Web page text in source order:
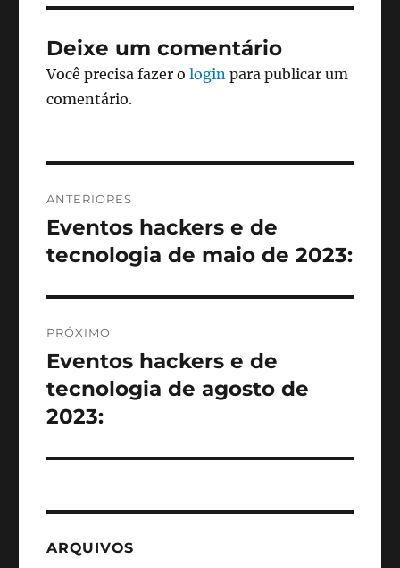
Deixe um comentário
Você precisa fazer ologin para publicar um
comentário.
de
Post
ANTERIORES
Post
anterior:
Eventos hackers e de
tecnologia de maio de 2023:
PRÓXIMO
Próximo
post:
Eventos hackers e de
tecnologia de agosto de
2023:
ARQUIVOS